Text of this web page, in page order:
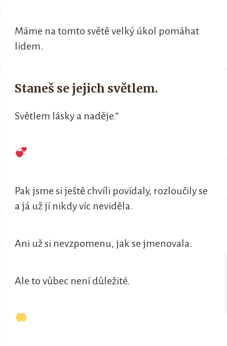
Máme na tomto světě velký úkol pomáhat
lidem.
Staneš se jejich světlem.
Světlem lásky a naděje.“
Pak jsme si ještě chvíli povídaly, rozloučily se
a já už jí nikdy víc neviděla.
Ani už si nevzpomenu, jak se jmenovala.
Ale to vůbec není důležité.